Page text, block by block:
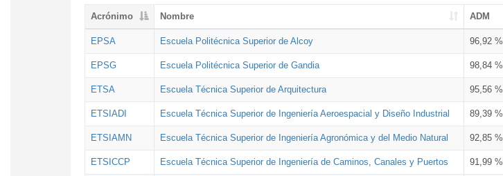
Acrónimo Nombre ADM
EPSA Escuela Politécnica Superior de Alcoy 96,92 %
EPSG Escuela Politécnica Superior de Gandia 98,84 %
ETSA Escuela Técnica Superior de Arquitectura 95,56 %
ETSIADI Escuela Técnica Superior de Ingeniería Aeroespacial y Diseño Industrial 89,39 %
ETSIAMN Escuela Técnica Superior de Ingeniería Agronómica y del Medio Natural 92,85 %
ETSICCP Escuela Técnica Superior de Ingeniería de Caminos, Canales y Puertos 91,99 %